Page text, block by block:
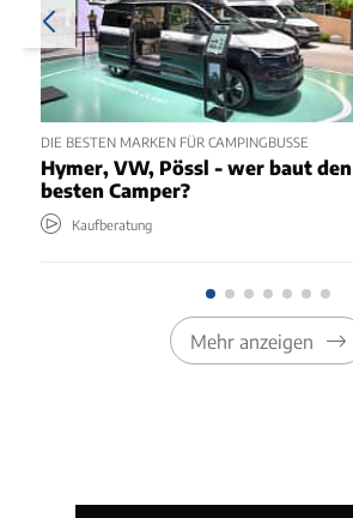
DIE BESTEN MARKEN FÜR CAMPINGBUSSE
Hymer, VW, Pössl - wer baut den
besten Camper?
Kaufberatung
Mehr anzeigen